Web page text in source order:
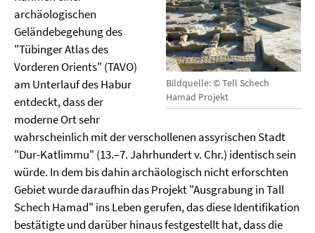
Bildquelle: © Tell Schech
Hamad Projekt
archäologischen
Geländebegehung des
"Tübinger Atlas des
Vorderen Orients" (TAVO)
am Unterlauf des Habur
entdeckt, dass der
moderne Ort sehr
wahrscheinlich mit der verschollenen assyrischen Stadt
"Dur-Katlimmu" (13.–7. Jahrhundert v. Chr.) identisch sein
würde. In dem bis dahin archäologisch nicht erforschten
Gebiet wurde daraufhin das Projekt "Ausgrabung in Tall
Schech Hamad" ins Leben gerufen, das diese Identifikation
bestätigte und darüber hinaus festgestellt hat, dass die